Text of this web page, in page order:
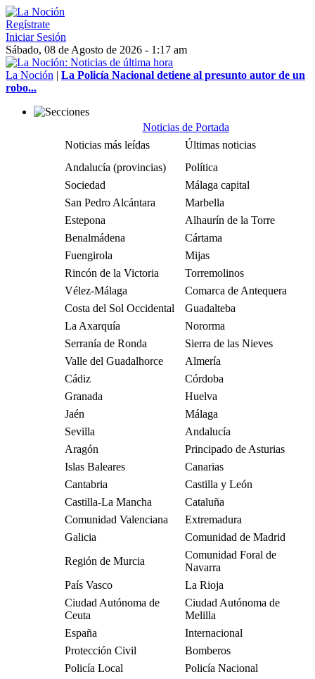
Regístrate
Iniciar Sesión
Sábado, 08 de Agosto de 2026 - 1:17 am
La Noción | La Policía Nacional detiene al presunto autor de un
robo...
Noticias de Portada
Noticias más leídas
Últimas noticias
Andalucía (provincias)
Política
Sociedad
Málaga capital
San Pedro Alcántara
Marbella
Estepona
Alhaurín de la Torre
Benalmádena
Cártama
Fuengirola
Mijas
Rincón de la Victoria
Torremolinos
Vélez-Málaga
Comarca de Antequera
Costa del Sol Occidental
Guadalteba
La Axarquía
Nororma
Serranía de Ronda
Sierra de las Nieves
Valle del Guadalhorce
Almería
Cádiz
Córdoba
Granada
Huelva
Jaén
Málaga
Sevilla
Andalucía
Aragón
Principado de Asturias
Islas Baleares
Canarias
Cantabria
Castilla y León
Castilla-La Mancha
Cataluña
Comunidad Valenciana
Extremadura
Galicia
Comunidad de Madrid
Región de Murcia
Comunidad Foral de
Navarra
País Vasco
La Rioja
Ciudad Autónoma de
Ceuta
Ciudad Autónoma de
Melilla
España
Internacional
Protección Civil
Bomberos
Policía Local
Policía Nacional